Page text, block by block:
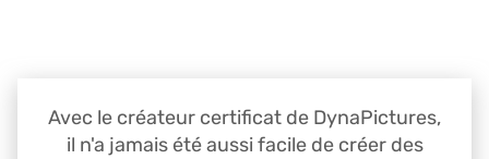
Avec le créateur certificat de DynaPictures,
il n'a jamais été aussi facile de créer des